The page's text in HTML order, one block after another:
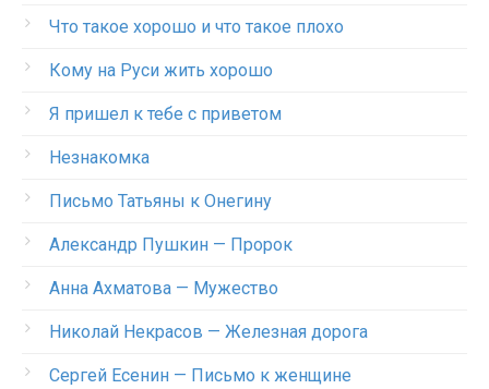
Что такое хорошо и что такое плохо
Кому на Руси жить хорошо
Я пришел к тебе с приветом
Незнакомка
Письмо Татьяны к Онегину
Александр Пушкин — Пророк
Анна Ахматова — Мужество
Николай Некрасов — Железная дорога
Сергей Есенин — Письмо к женщине